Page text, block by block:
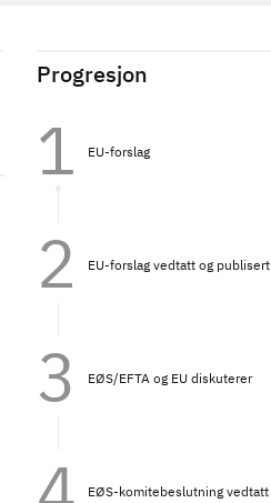
Progresjon
EU-forslag
EU-forslag vedtatt og publisert
EØS/EFTA og EU diskuterer
EØS-komitebeslutning vedtatt